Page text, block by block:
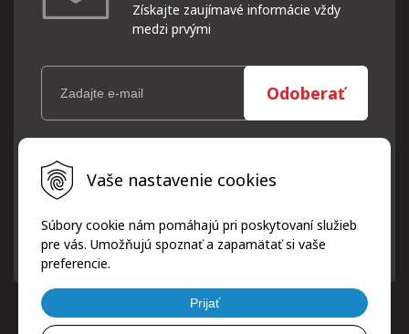
Vaše nastavenie cookies
Súbory cookie nám pomáhajú pri poskytovaní služieb
pre vás. Umožňujú spoznať a zapamätať si vaše
preferencie.
Prijať
Získajte zaujímavé informácie vždy
medzi prvými
Odoberať
Vaše osobné údaje (email) budeme spracovávať len za týmto
účelom v súlade s platnou legislatívou a zásadami ochrany
osobných údajov. Súhlas potvrdíte kliknutím na odkaz, ktorý
písomne, emailom alebo kliknutím na odkaz z ktoréhokoľvek
informačného emailu.